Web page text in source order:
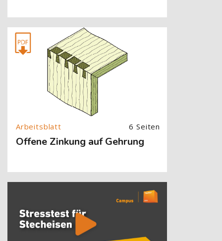
[Cocoon] About (Text with Image) überspringen
6 Seiten
Offene Zinkung auf Gehrung
[Cocoon] About (Text with Image) überspringen